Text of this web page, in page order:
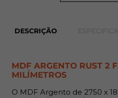
proporcionando um toque
Comprimento: 2750 mm;
Largura: 1850 mm;
Espessuras: 18 mm;
DESCRIÇÃO
MDF ARGENTO RUST 2
MILÍMETROS
O MDF Argento de 2750 x